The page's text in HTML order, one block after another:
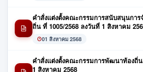
คำสั่งแต่งตั้งคณะกรรมการสนับสนุนกา
ถิ่น ที่ 1005/2568 ลงวันที่ 1 สิงหาคม
01 สิงหาคม 2568
คำสั่งแต่งตั้งคณะกรรมการพัฒนาท้องถิ่
1 สิงหาคม 2568